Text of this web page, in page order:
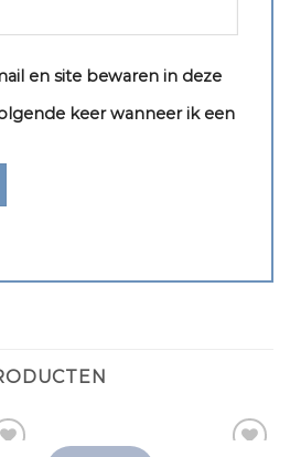
en site bewaren in deze
keer wanneer ik een